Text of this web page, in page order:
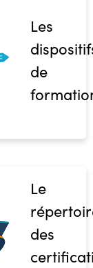
Les
de
Le
des